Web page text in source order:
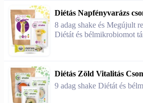
Diétás Napfényvarázs
8 adag shake és Megújult
Diétát és bélmikrobiomot
Diétás Zöld Vitalitás
9 adag shake Diétát és